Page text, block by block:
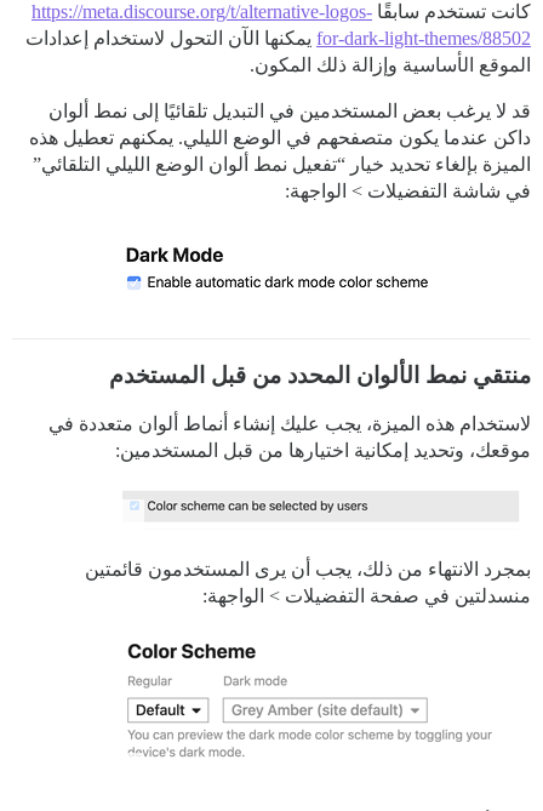
كانت تستخدم سابقًا https://meta.discourse.org/t/alternative-logos-
for-dark-light-themes/88502 يمكنها الآن التحول لاستخدام إعدادات
الموقع الأساسية وإزالة ذلك المكون.
قد لا يرغب بعض المستخدمين في التبديل تلقائيًا إلى نمط ألوان
داكن عندما يكون متصفحهم في الوضع الليلي. يمكنهم تعطيل هذه
الميزة بإلغاء تحديد خيار “تفعيل نمط ألوان الوضع الليلي التلقائي”
في شاشة التفضيلات > الواجهة:
منتقي نمط الألوان المحدد من قبل المستخدم
لاستخدام هذه الميزة، يجب عليك إنشاء أنماط ألوان متعددة في
موقعك، وتحديد إمكانية اختيارها من قبل المستخدمين:
بمجرد الانتهاء من ذلك، يجب أن يرى المستخدمون قائمتين
منسدلتين في صفحة التفضيلات > الواجهة: